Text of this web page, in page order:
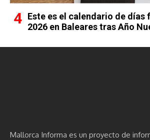
Este es el calendario de días
2026 en Baleares tras Año
Mallorca Informa es un proyecto de